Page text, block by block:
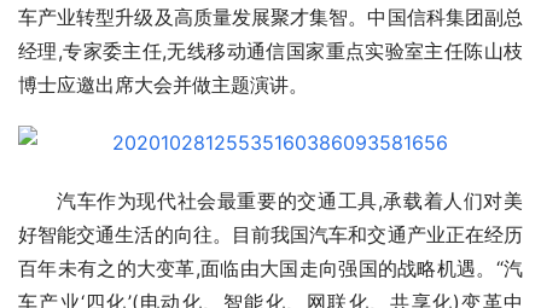
车产业转型升级及高质量发展聚才集智。中国信科集团副总
经理,专家委主任,无线移动通信国家重点实验室主任陈山枝
博士应邀出席大会并做主题演讲。
汽车作为现代社会最重要的交通工具,承载着人们对美
好智能交通生活的向往。目前我国汽车和交通产业正在经历
百年未有之的大变革,面临由大国走向强国的战略机遇。“汽
车产业‘四化’(电动化、智能化、网联化、共享化)变革中